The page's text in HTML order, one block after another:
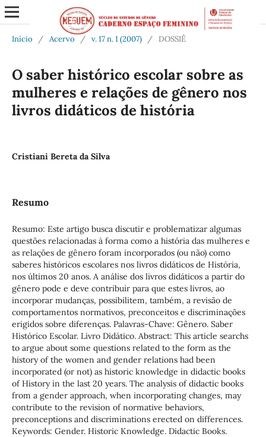
Início / Acervo / v. 17 n. 1 (2007) / DOSSIÊ
O saber histórico escolar sobre as
mulheres e relações de gênero nos
livros didáticos de história
Cristiani Bereta da Silva
Resumo
Resumo: Este artigo busca discutir e problematizar algumas
questões relacionadas à forma como a história das mulheres e
as relações de gênero foram incorporados (ou não) como
saberes históricos escolares nos livros didáticos de História,
nos últimos 20 anos. A análise dos livros didáticos a partir do
gênero pode e deve contribuir para que estes livros, ao
incorporar mudanças, possibilitem, também, a revisão de
comportamentos normativos, preconceitos e discriminações
erigidos sobre diferenças. Palavras-Chave: Gênero. Saber
Histórico Escolar. Livro Didático. Abstract: This article searchs
to argue about some questions related to the form as the
history of the women and gender relations had been
incorporated (or not) as historic knowledge in didactic books
of History in the last 20 years. The analysis of didactic books
from a gender approach, when incorporating changes, may
contribute to the revision of normative behaviors,
preconceptions and discriminations erected on differences.
Keywords: Gender. Historic Knowledge. Didactic Books.